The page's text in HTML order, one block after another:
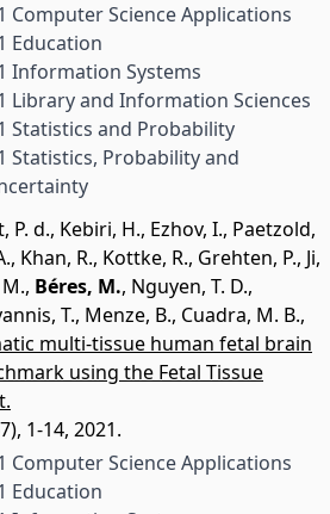
Computer Science Applications
Education
Information Systems
Library and Information Sciences
Statistics and Probability
Statistics, Probability and
P. d., Kebiri, H., Ezhov, I., Paetzold,
, Khan, R., Kottke, R., Grehten, P., Ji,
, Béres, M., Nguyen, T. D.,
T., Menze, B., Cuadra, M. B.,
multi-tissue human fetal brain
using the Fetal Tissue
1-14, 2021.
Computer Science Applications
Education